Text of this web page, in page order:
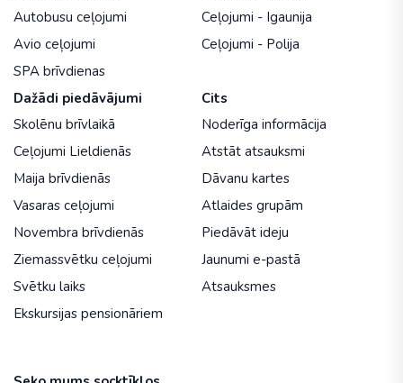
Autobusu ceļojumi
Avio ceļojumi
SPA brīvdienas
Ceļojumi - Igaunija
Ceļojumi - Polija
Dažādi piedāvājumi
Skolēnu brīvlaikā
Ceļojumi Lieldienās
Maija brīvdienās
Vasaras ceļojumi
Novembra brīvdienās
Ziemassvētku ceļojumi
Svētku laiks
Ekskursijas pensionāriem
Cits
Noderīga informācija
Atstāt atsauksmi
Dāvanu kartes
Atlaides grupām
Piedāvāt ideju
Jaunumi e-pastā
Atsauksmes